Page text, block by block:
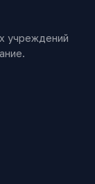
учреждений